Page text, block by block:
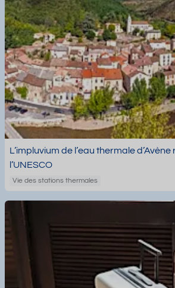
L’impluvium de l’eau thermale
l’UNESCO
Vie des stations thermales